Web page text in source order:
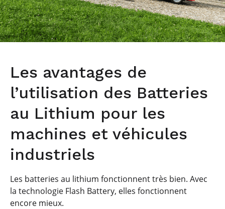
Les avantages de
l’utilisation des Batteries
au Lithium pour les
machines et véhicules
industriels
Les batteries au lithium fonctionnent très bien. Avec
la technologie Flash Battery, elles fonctionnent
encore mieux.